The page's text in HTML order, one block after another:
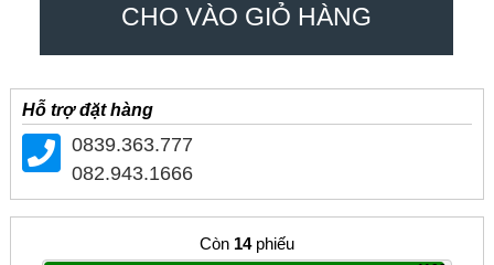
CHO VÀO GIỎ HÀNG
Hỗ trợ đặt hàng
0839.363.777
082.943.1666
Còn 14phiếu